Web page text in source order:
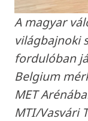
A magyar
világbajnoki
fordulóban
Belgium
MET
MTI/Vasvári